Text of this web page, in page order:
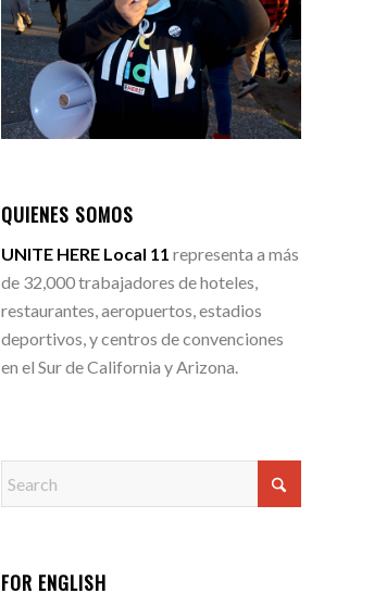
QUIENES SOMOS
UNITE HERE Local 11 representa a más
de 32,000 trabajadores de hoteles,
restaurantes, aeropuertos, estadios
deportivos, y centros de convenciones
en el Sur de California y Arizona.
FOR ENGLISH